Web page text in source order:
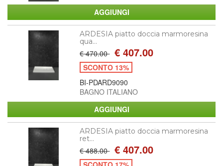
ARDESIA piatto doccia marmoresina
qua...
€ 470.00 € 407.00
SCONTO 13%
BI-PDARD9090
BAGNO ITALIANO
ARDESIA piatto doccia marmoresina
ret...
€ 488.00 € 407.00